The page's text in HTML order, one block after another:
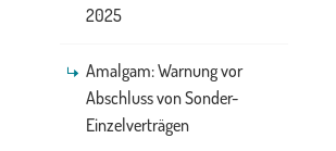
2025
Amalgam: Warnung vor
Abschluss von Sonder-
Einzelverträgen